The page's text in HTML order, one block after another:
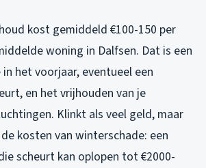
kost gemiddeld €100-150 per
woning in Dalfsen. Dat is een
het voorjaar, eventueel een
en het vrijhouden van je
Klinkt als veel geld, maar
kosten van winterschade: een
scheurt kan oplopen tot €2000-